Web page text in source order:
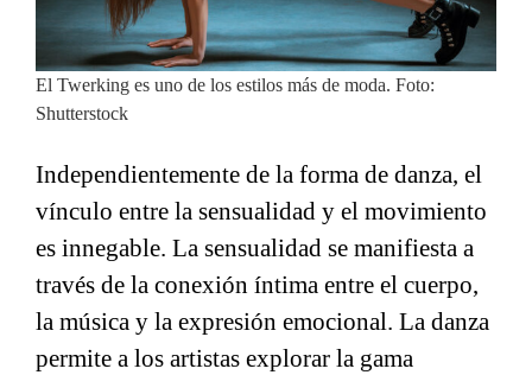
El Twerking es uno de los estilos más de moda. Foto:
Shutterstock
Independientemente de la forma de danza, el
vínculo entre la sensualidad y el movimiento
es innegable. La sensualidad se manifiesta a
través de la conexión íntima entre el cuerpo,
la música y la expresión emocional. La danza
permite a los artistas explorar la gama